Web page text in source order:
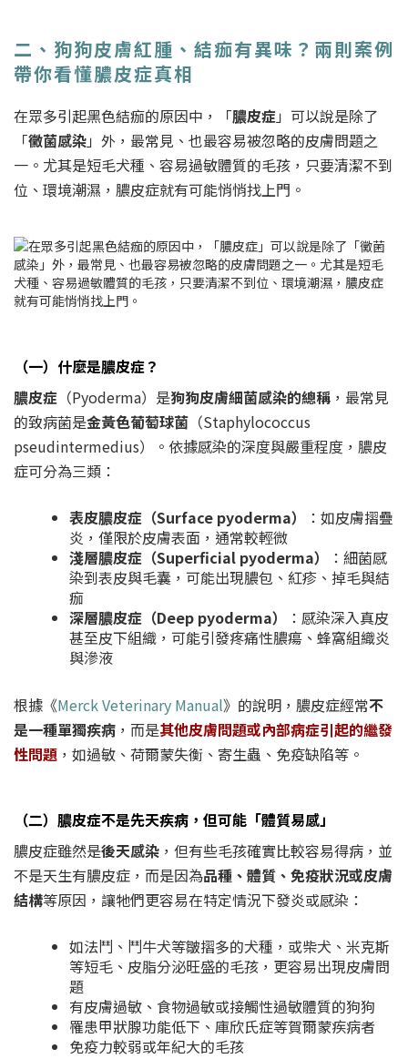
二、狗狗皮膚紅腫、結痂有異味？兩則案例
帶你看懂膿皮症真相
在眾多引起黑色結痂的原因中，「膿皮症」可以說是除了
「黴菌感染」外，最常見、也最容易被忽略的皮膚問題之
一。尤其是短毛犬種、容易過敏體質的毛孩，只要清潔不到
位、環境潮濕，膿皮症就有可能悄悄找上門。
（一）什麼是膿皮症？
膿皮症 （Pyoderma）是狗狗皮膚細菌感染的總稱 ，最常見
的致病菌是金黃色葡萄球菌 （Staphylococcus
pseudintermedius）。依據感染的深度與嚴重程度，膿皮
症可分為三類：
表皮膿皮症（Surface pyoderma）
：如皮膚摺疊
炎，僅限於皮膚表面，通常較輕微
淺層膿皮症（Superficial pyoderma）
：細菌感
染到表皮與毛囊，可能出現膿包、紅疹、掉毛與結
痂
深層膿皮症（Deep pyoderma）
：感染深入真皮
甚至皮下組織，可能引發疼痛性膿瘍、蜂窩組織炎
與滲液
根據《Merck Veterinary Manual》的說明，膿皮症經常不
是一種單獨疾病 ，而是其他皮膚問題或內部病症引起的繼發
性問題 ，如過敏、荷爾蒙失衡、寄生蟲、免疫缺陷等。
（二）膿皮症不是先天疾病，但可能「體質易感」
膿皮症雖然是後天感染 ，但有些毛孩確實比較容易得病，並
不是天生有膿皮症，而是因為品種、體質、免疫狀況或皮膚
結構等原因，讓牠們更容易在特定情況下發炎或感染：
如法鬥、鬥牛犬等皺摺多的犬種，或柴犬、米克斯
等短毛、皮脂分泌旺盛的毛孩，更容易出現皮膚問
題
有皮膚過敏、食物過敏或接觸性過敏體質的狗狗
罹患甲狀腺功能低下、庫欣氏症等賀爾蒙疾病者
免疫力較弱或年紀大的毛孩